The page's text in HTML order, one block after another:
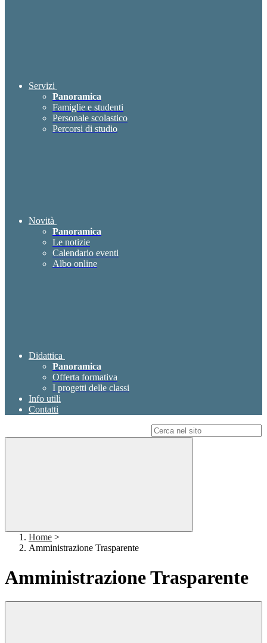
Servizi
Panoramica
Famiglie e studenti
Personale scolastico
Percorsi di studio
Novità
Panoramica
Le notizie
Calendario eventi
Albo online
Didattica
Panoramica
Offerta formativa
I progetti delle classi
Info utili
Contatti
Home >
Amministrazione Trasparente
Amministrazione Trasparente